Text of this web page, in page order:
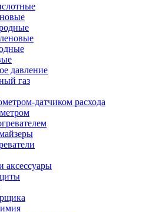
давление
газ
датчиком расхода
аксессуары